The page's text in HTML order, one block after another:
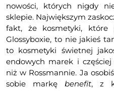
nowości, których nigdy
sklepie. Największym
fakt, że kosmetyki, które
Glossyboxie, to nie jakieś
to kosmetyki świetnej
endowych marek i
niż w Rossmannie. Ja
sobie markę benefit, z